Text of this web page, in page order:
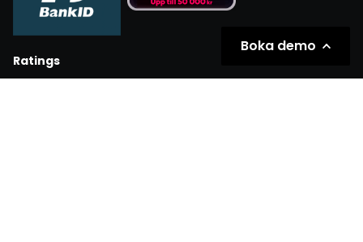
Ratings
Boka demo